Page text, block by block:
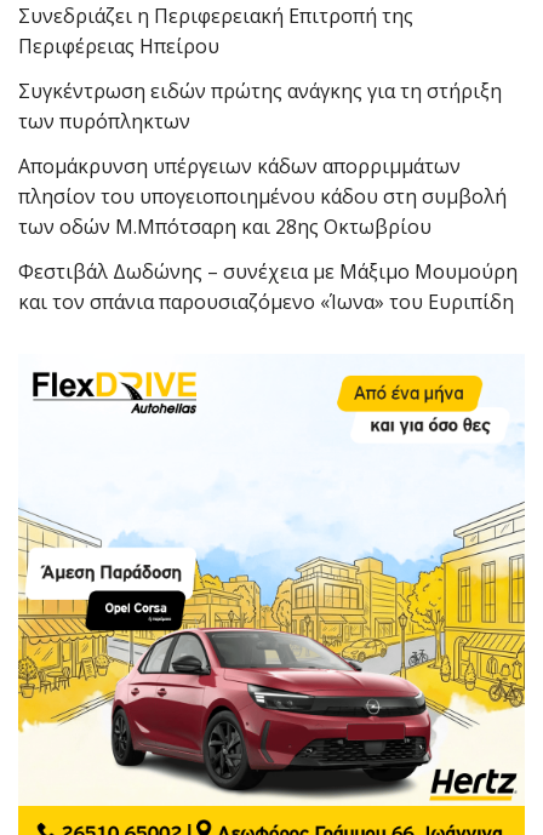
Συνεδριάζει η Περιφερειακή Επιτροπή της
Περιφέρειας Ηπείρου
Συγκέντρωση ειδών πρώτης ανάγκης για τη στήριξη
των πυρόπληκτων
Απομάκρυνση υπέργειων κάδων απορριμμάτων
πλησίον του υπογειοποιημένου κάδου στη συμβολή
των οδών Μ.Μπότσαρη και 28ης Οκτωβρίου
Φεστιβάλ Δωδώνης – συνέχεια με Μάξιμο Μουμούρη
και τον σπάνια παρουσιαζόμενο «Ίωνα» του Ευριπίδη